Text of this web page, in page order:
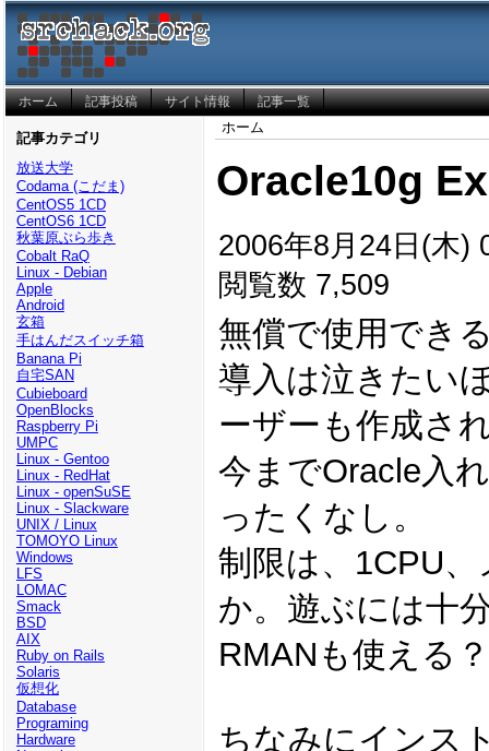
ホーム 記事投稿 サイト情報 記事一覧
記事カテゴリ
放送大学
Codama (こだま)
CentOS5 1CD
CentOS6 1CD
秋葉原ぶら歩き
Cobalt RaQ
Linux - Debian
Apple
Android
玄箱
手はんだスイッチ箱
Banana Pi
自宅SAN
Cubieboard
OpenBlocks
Raspberry Pi
UMPC
Linux - Gentoo
Linux - RedHat
Linux - openSuSE
Linux - Slackware
UNIX / Linux
TOMOYO Linux
Windows
LFS
LOMAC
Smack
BSD
AIX
Ruby on Rails
Solaris
仮想化
Database
Programing
Hardware
ホーム
Oracle10g
2006年8月24日(木)
閲覧数 7,509
無償で使用でき
導入は泣きたい
ーザーも作成さ
今までOracle入
ったくなし。
制限は、1CPU
か。遊ぶには十
RMANも使える
ちなみにインス